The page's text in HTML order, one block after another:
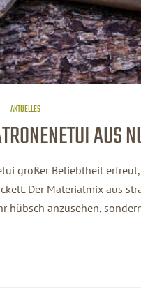
AKTUELLES
AUS
großer Beliebtheit
Der Materialmix aus
hübsch anzusehen,